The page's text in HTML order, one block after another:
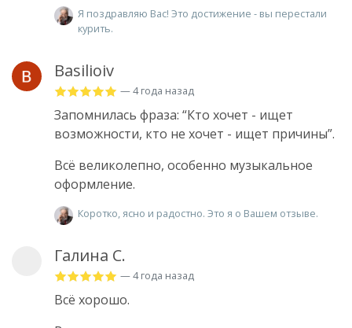
Я поздравляю Вас! Это достижение - вы перестали
курить.
Basilioiv
— 4 года назад
Запомнилась фраза: “Кто хочет - ищет
возможности, кто не хочет - ищет причины”.
Всё великолепно, особенно музыкальное
оформление.
Коротко, ясно и радостно. Это я о Вашем отзыве.
Галина С.
— 4 года назад
Всё хорошо.